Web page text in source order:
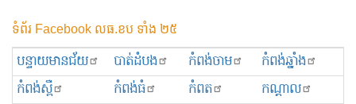
ទំព័រ Facebook លធ.ខប ទាំង ២៥
បន្ទាយមានជ័យ បាត់ដំបង កំពង់ចាម
កំពង់ឆ្នាំង
កំពង់ស្ពឺ
កំពង់ធំ កំពត
កណ្ដាល